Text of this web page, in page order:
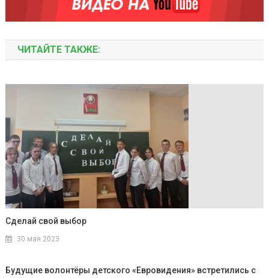
ЧИТАЙТЕ ТАКЖЕ:
Сделай свой выбор
30 мая 2023
Будущие волонтёры детского «Евровидения» встретились с